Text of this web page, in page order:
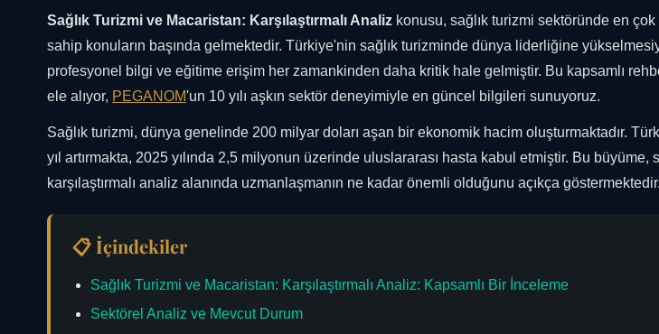
Sağlık Turizmi ve Macaristan: Karşılaştırmalı Analiz konusu, sağlık turizmi sektöründe en
sahip konuların başında gelmektedir. Türkiye'nin sağlık turizminde dünya liderliğine
profesyonel bilgi ve eğitime erişim her zamankinden daha kritik hale gelmiştir. Bu kapsamlı
ele alıyor, PEGANOM'un 10 yılı aşkın sektör deneyimiyle en güncel bilgileri sunuyoruz.
Sağlık turizmi, dünya genelinde 200 milyar doları aşan bir ekonomik hacim oluşturmaktadır.
yıl artırmakta, 2025 yılında 2,5 milyonun üzerinde uluslararası hasta kabul etmiştir. Bu büyüme,
karşılaştırmalı analiz alanında uzmanlaşmanın ne kadar önemli olduğunu açıkça göstermektedir.
📋 İçindekiler
Sağlık Turizmi ve Macaristan: Karşılaştırmalı Analiz: Kapsamlı Bir İnceleme
Sektörel Analiz ve Mevcut Durum